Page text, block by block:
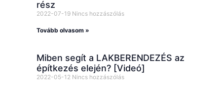
rész
2022-07-19 Nincs hozzászólás
Tovább olvasom »
Miben segít a LAKBERENDEZÉS az
építkezés elején? [Videó]
2022-05-12 Nincs hozzászólás